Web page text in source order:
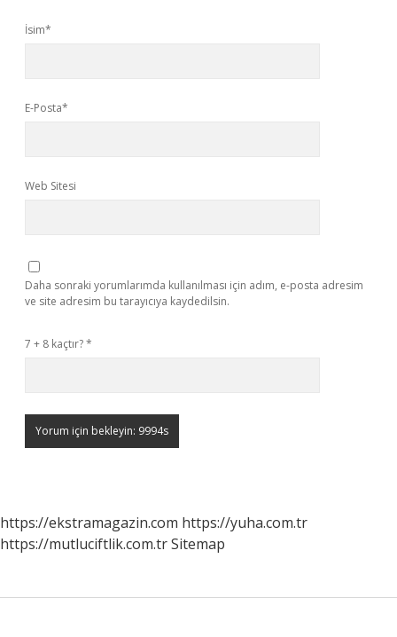
İsim*
E-Posta*
Web Sitesi
Daha sonraki yorumlarımda kullanılması için adım, e-posta adresim
ve site adresim bu tarayıcıya kaydedilsin.
7 + 8 kaçtır?*
https://ekstramagazin.com https://yuha.com.tr
https://mutluciftlik.com.trSitemap